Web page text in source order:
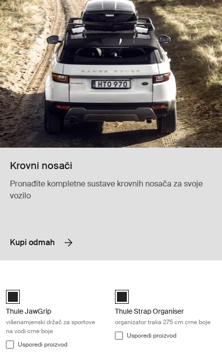
Krovni nosači
Pronađite kompletne sustave krovnih nosača za svoje
vozilo
Kupi odmah
Black (selected)
Thule JawGrip
višenamjenski držač za sportove
na vodi crne boje
Usporedi proizvod
Black (selected)
Thule Strap Organiser
organizator traka 275 cm crne boje
Usporedi proizvod